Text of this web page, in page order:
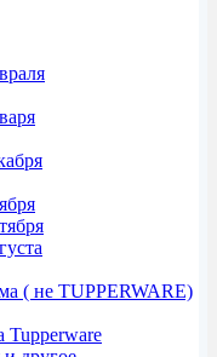
( не TUPPERWARE)
Tupperware